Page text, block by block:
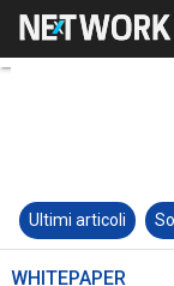
Ultimi articoli
WHITEPAPER